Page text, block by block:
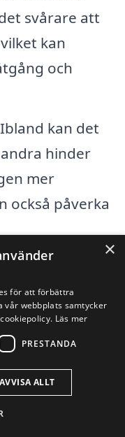
svårare att
kan
och
Ibland kan det
hinder
mer
också påverka
inom en
ibland ta
prioritera ditt
i Edsbro,
×
för att förbättra
vår webbplats samtycker
Läs mer
PRESTANDA
AVVISA ALLT